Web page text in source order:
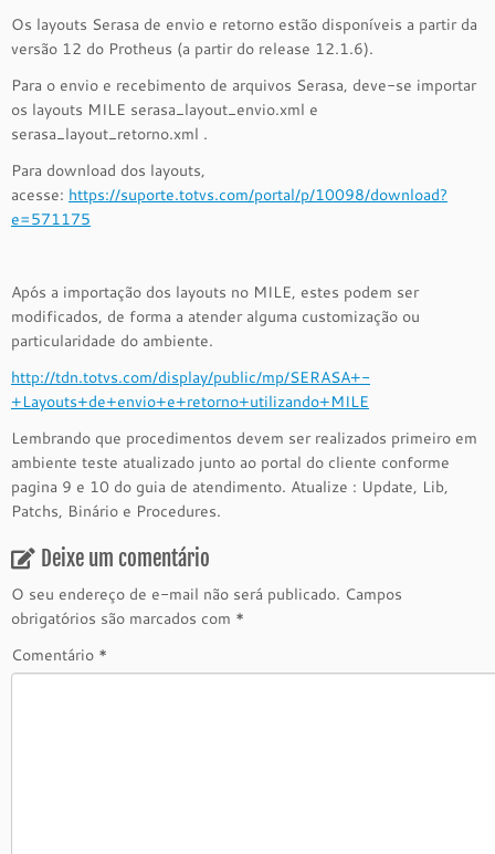
Os layouts Serasa de envio e retorno estão disponíveis a partir da
versão 12 do Protheus (a partir do release 12.1.6).
Para o envio e recebimento de arquivos Serasa, deve-se importar
os layouts MILE serasa_layout_envio.xml e
serasa_layout_retorno.xml .
Para download dos layouts,
acesse: https://suporte.totvs.com/portal/p/10098/download?
e=571175
Após a importação dos layouts no MILE, estes podem ser
modificados, de forma a atender alguma customização ou
particularidade do ambiente.
http://tdn.totvs.com/display/public/mp/SERASA+-
+Layouts+de+envio+e+retorno+utilizando+MILE
Lembrando que procedimentos devem ser realizados primeiro em
ambiente teste atualizado junto ao portal do cliente conforme
pagina 9 e 10 do guia de atendimento. Atualize : Update, Lib,
Patchs, Binário e Procedures.
Deixe um comentário
O seu endereço de e-mail não será publicado. Campos
obrigatórios são marcados com *
Comentário *